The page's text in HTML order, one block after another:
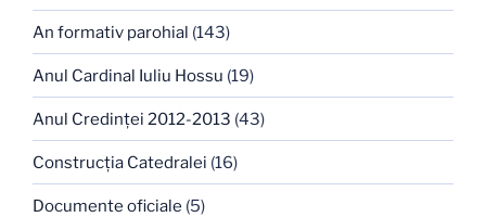
An formativ parohial (143)
Anul Cardinal Iuliu Hossu (19)
Anul Credinţei 2012-2013 (43)
Construcţia Catedralei (16)
Documente oficiale (5)